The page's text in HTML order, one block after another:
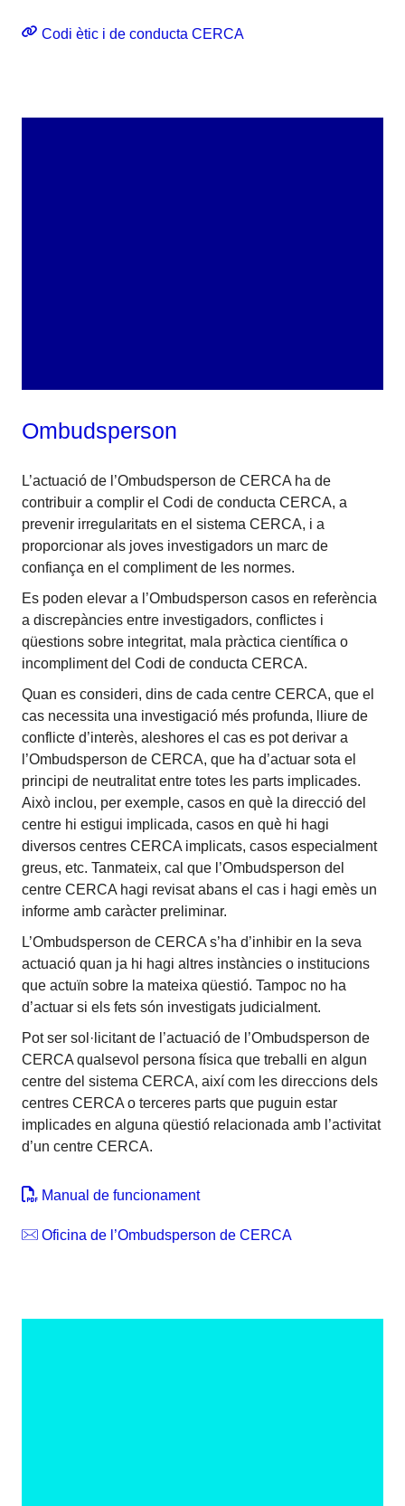
Codi ètic i de conducta CERCA
Ombudsperson
L’actuació de l’Ombudsperson de CERCA ha de
contribuir a complir el Codi de conducta CERCA, a
prevenir irregularitats en el sistema CERCA, i a
proporcionar als joves investigadors un marc de
confiança en el compliment de les normes.
Es poden elevar a l’Ombudsperson casos en referència
a discrepàncies entre investigadors, conflictes i
qüestions sobre integritat, mala pràctica científica o
incompliment del Codi de conducta CERCA.
Quan es consideri, dins de cada centre CERCA, que el
cas necessita una investigació més profunda, lliure de
conflicte d’interès, aleshores el cas es pot derivar a
l’Ombudsperson de CERCA, que ha d’actuar sota el
principi de neutralitat entre totes les parts implicades.
Això inclou, per exemple, casos en què la direcció del
centre hi estigui implicada, casos en què hi hagi
diversos centres CERCA implicats, casos especialment
greus, etc. Tanmateix, cal que l’Ombudsperson del
centre CERCA hagi revisat abans el cas i hagi emès un
informe amb caràcter preliminar.
L’Ombudsperson de CERCA s’ha d’inhibir en la seva
actuació quan ja hi hagi altres instàncies o institucions
que actuïn sobre la mateixa qüestió. Tampoc no ha
d’actuar si els fets són investigats judicialment.
Pot ser sol·licitant de l’actuació de l’Ombudsperson de
CERCA qualsevol persona física que treballi en algun
centre del sistema CERCA, així com les direccions dels
centres CERCA o terceres parts que puguin estar
implicades en alguna qüestió relacionada amb l’activitat
d’un centre CERCA.
Manual de funcionament
Oficina de l’Ombudsperson de CERCA